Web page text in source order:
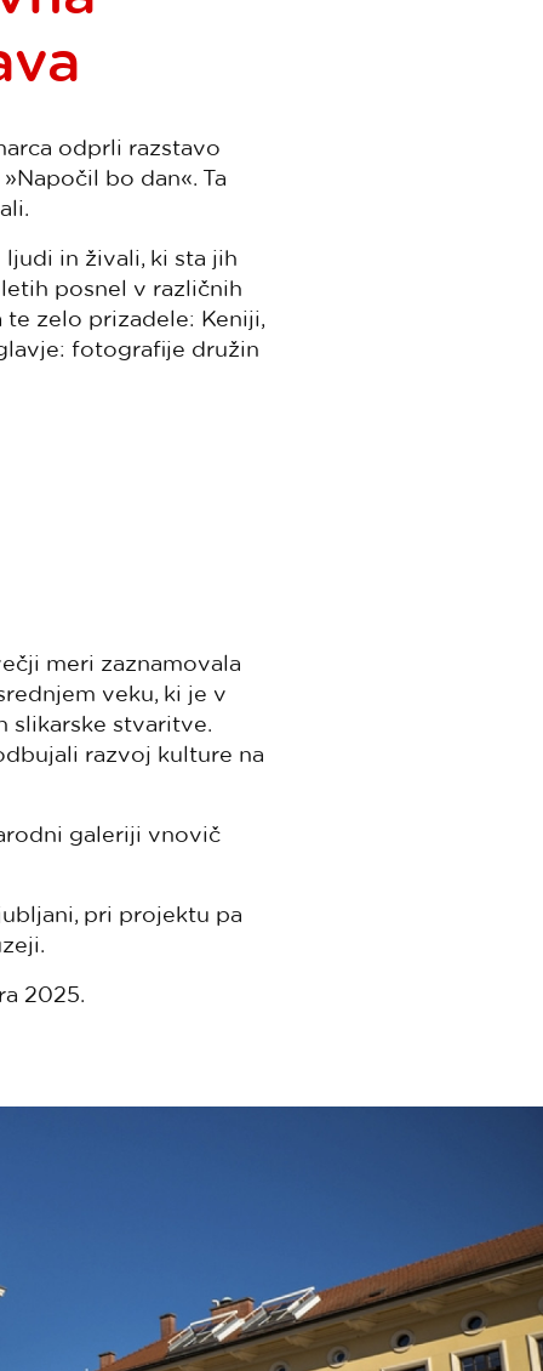
odprli razstavo
bo dan«. Ta
in živali, ki sta jih
posnel v različnih
zelo prizadele: Keniji,
fotografije družin
meri zaznamovala
veku, ki je v
slikarske stvaritve.
razvoj kulture na
galeriji vnovič
pri projektu pa
2025.